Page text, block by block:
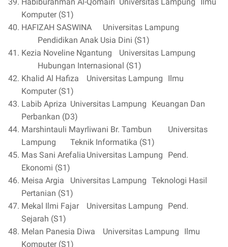
Komputer (S1)
HAFIZAH SASWINA
Universitas Lampung
Pendidikan Anak Usia Dini (S1)
Kezia Noveline Ngantung
Universitas Lampung
Hubungan Internasional (S1)
Khalid Al Hafiza
Universitas Lampung
Ilmu
Komputer (S1)
Labib Apriza Universitas Lampung
Keuangan Dan
Perbankan (D3)
Marshintauli Mayrliwani Br. Tambun
Universitas
Lampung
Teknik Informatika (S1)
Mas Sani Arefalia Universitas Lampung
Pend.
Ekonomi (S1)
Meisa Argia
Universitas Lampung Teknologi Hasil
Pertanian (S1)
Mekal Ilmi Fajar
Universitas Lampung
Pend.
Sejarah (S1)
Melan Panesia Diwa
Universitas Lampung
Ilmu
Komputer (S1)